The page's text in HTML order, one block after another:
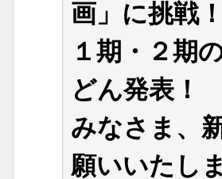
画」に挑戦
１期・２期
どん発表！
みなさま、
願いいたし